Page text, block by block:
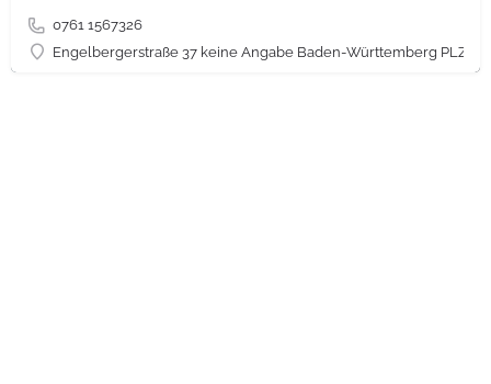
0761 1567326
Engelbergerstraße 37 keine Angabe Baden-Württemberg PLZ